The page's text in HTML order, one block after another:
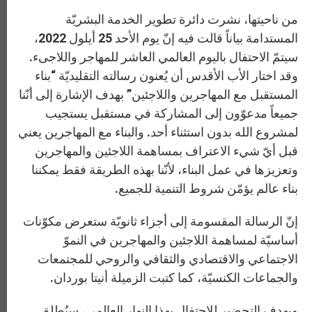
من ناحيتها، نشرت دائرة تطوير الخدمة البشريّة
المستدامة بياناً قالت فيه إنّ يوم الأحد 25 أيلول 2022،
سيتمّ الاحتفال باليوم العالمي العاشر للمهاجر واللاجىء.
وقد اختار الأب الأقدس أن يُعنون رسالته التقليديّة “بناء
المستقبل مع المهاجرين واللاجئين” بهدف الإشارة إلى أنّنا
جميعاً مدعوّون إلى المشاركة في مستقبل يستجيب
لمشروع الله بدون استثناء أحد. والبناء مع المهاجرين يعني
قبل أيّ شيء الاعتراف بمساهمة اللاجئين والمهاجرين
وتعزيزها في عمل البناء، لأنّنا بهذه الطريقة فقط يمكننا
بناء عالم يؤمّن شروط التنمية للجميع.
إنّ الرسالة المقسومة إلى أجزاء ثانويّة ستعرض مكوّنات
أساسيّة لمساهمة اللاجئين والمهاجرين في النموّ
الاجتماعي والاقتصادي والثقافي والروحي للمجتمعات
والجماعات الكنسيّة، كما كتبت الزميلة أنيتا بوردان.